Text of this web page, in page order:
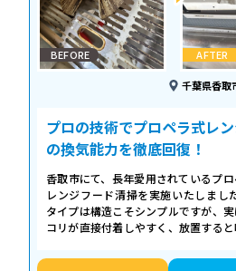
BEFORE AFTER
千葉県香取
プロの技術でプロペラ式レ
の換気能力を徹底回復！
香取市にて、長年愛用されているプ
レンジフード清掃を実施いたしまし
タイプは構造こそシンプルですが、
コリが直接付着しやすく、放置する